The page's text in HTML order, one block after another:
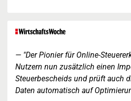
"Der Pionier für Online-
Nutzern nun zusätzlich einen
Steuerbescheids und prüft auch
Daten automatisch auf